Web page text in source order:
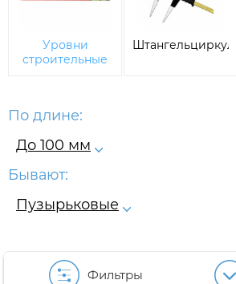
Уровни
строительные
Штангельциркули
По длине:
До 100 мм
Бывают:
Пузырьковые
Фильтры